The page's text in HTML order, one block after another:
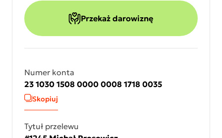
Przekaż darowiznę
Numer konta
23 1030 1508 0000 0008 1718 0035
Skopiuj
Tytuł przelewu